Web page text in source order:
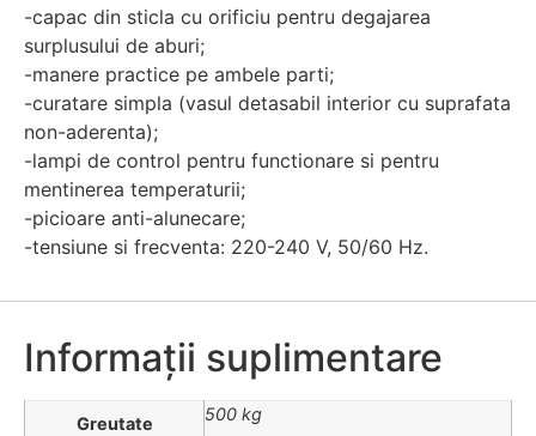
-capac din sticla cu orificiu pentru degajarea
surplusului de aburi;
-manere practice pe ambele parti;
-curatare simpla (vasul detasabil interior cu suprafata
non-aderenta);
-lampi de control pentru functionare si pentru
mentinerea temperaturii;
-picioare anti-alunecare;
-tensiune si frecventa: 220-240 V, 50/60 Hz.
Informații suplimentare
Greutate 500 kg